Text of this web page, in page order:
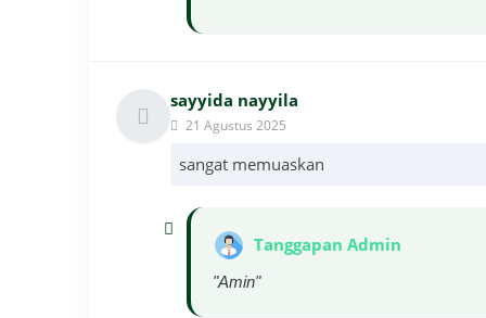
sayyida nayyila
21 Agustus 2025
sangat memuaskan
Tanggapan Admin
"Amin"